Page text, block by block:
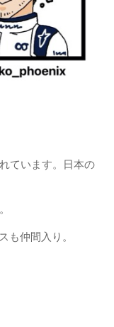
ています。日本の
も仲間入り。